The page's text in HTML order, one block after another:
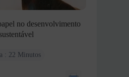
no desenvolvimento
sustentável
: 22 Minutos